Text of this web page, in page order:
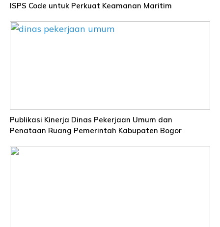
ISPS Code untuk Perkuat Keamanan Maritim
Publikasi Kinerja Dinas Pekerjaan Umum dan
Penataan Ruang Pemerintah Kabupaten Bogor